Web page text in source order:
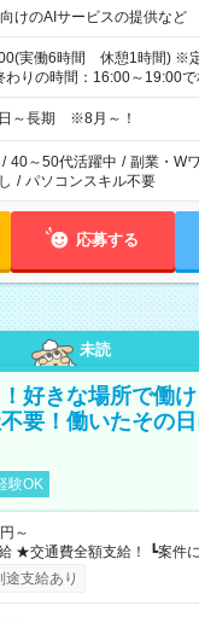
けのAIサービスの提供など
実働6時間 休憩1時間) ※
りの時間：16:00～19:00で
日～長期 ※8月～！
/ 40～50代活躍中 / 副業・W
/ パソコンスキル不要
応募する
未読
好きな場所で働
要！働いたその
験OK
～
★日払
定あり） ┗働いたその日に現
日払い分を引き落とせます！ 【試用期
途支給あり